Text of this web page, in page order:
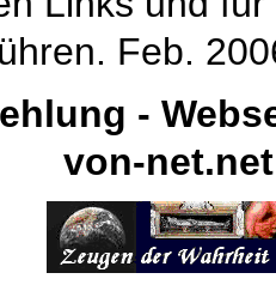
Feb.
-
von-net.net